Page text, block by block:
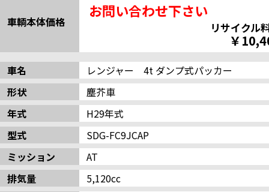
車輌本体価格
お問い合わせ下さい
リサイクル
￥
車名
レンジャー 4t ダンプ式パッカー
形状
塵芥車
年式
H29年式
型式
SDG-FC9JCAP
ミッション
AT
排気量
5,120cc